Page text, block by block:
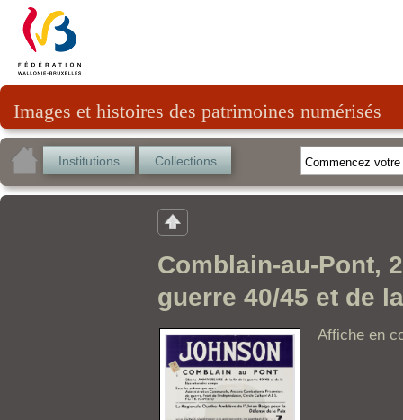
Images et histoires des patrimoines numérisés
Institutions Collections
Comblain-au-Pont,
guerre 40/45 et de
Affiche en